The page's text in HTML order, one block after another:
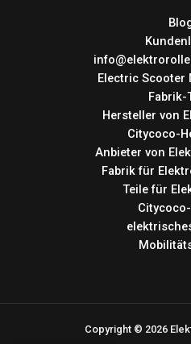
Electric Scooter
Fabrik-
Hersteller von
Citycoco-
Anbieter von
Fabrik für
Teile für
Copyright © 2026